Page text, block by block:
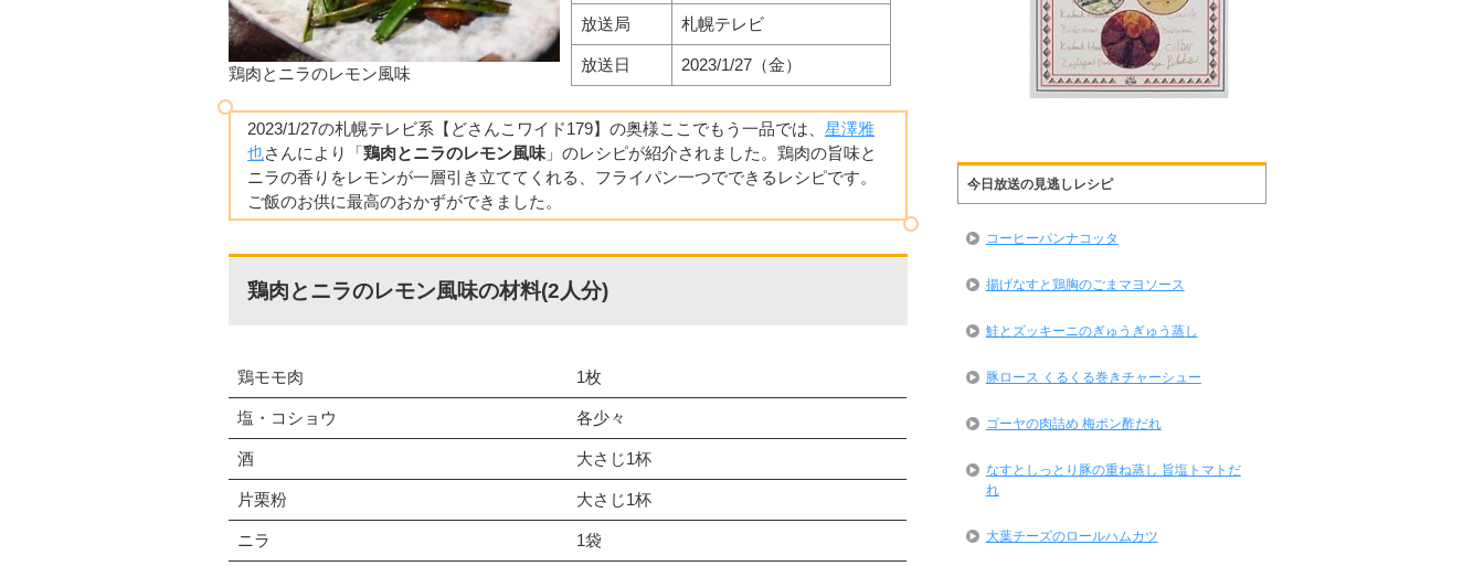
鶏肉とニラのレモン風味
放送局 札幌テレビ
放送日 2023/1/27（金）
2023/1/27の札幌テレビ系【どさんこワイド179】の奥様ここでもう一品では、 星澤雅
也さんにより「鶏肉とニラのレモン風味 」のレシピが紹介されました。鶏肉の旨味と
ニラの香りをレモンが一層引き立ててくれる、フライパン一つでできるレシピです。
ご飯のお供に最高のおかずができました。
鶏肉とニラのレモン風味の材料(2人分)
鶏モモ肉 1枚
塩・コショウ 各少々
酒 大さじ1杯
片栗粉 大さじ1杯
ニラ 1袋
今日放送の見逃しレシピ
コーヒーパンナコッタ
揚げなすと鶏胸のごまマヨソース
鮭とズッキーニのぎゅうぎゅう蒸し
豚ロース くるくる巻きチャーシュー
ゴーヤの肉詰め 梅ポン酢だれ
なすとしっとり豚の重ね蒸し 旨塩トマトだ
れ
大葉チーズのロールハムカツ